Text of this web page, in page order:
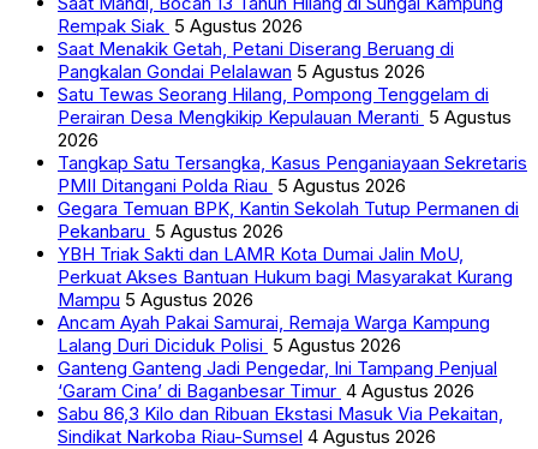
Rempak Siak 5 Agustus 2026
Saat Menakik Getah, Petani Diserang Beruang di
Pangkalan Gondai Pelalawan 5 Agustus 2026
Satu Tewas Seorang Hilang, Pompong Tenggelam di
Perairan Desa Mengkikip Kepulauan Meranti 5 Agustus
2026
Tangkap Satu Tersangka, Kasus Penganiayaan Sekretaris
PMII Ditangani Polda Riau 5 Agustus 2026
Gegara Temuan BPK, Kantin Sekolah Tutup Permanen di
Pekanbaru 5 Agustus 2026
YBH Triak Sakti dan LAMR Kota Dumai Jalin MoU,
Perkuat Akses Bantuan Hukum bagi Masyarakat Kurang
Mampu 5 Agustus 2026
Ancam Ayah Pakai Samurai, Remaja Warga Kampung
Lalang Duri Diciduk Polisi 5 Agustus 2026
Ganteng Ganteng Jadi Pengedar, Ini Tampang Penjual
‘Garam Cina’ di Baganbesar Timur 4 Agustus 2026
Sabu 86,3 Kilo dan Ribuan Ekstasi Masuk Via Pekaitan,
Sindikat Narkoba Riau-Sumsel 4 Agustus 2026